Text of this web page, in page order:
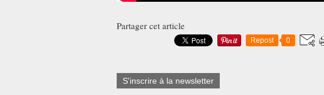
Partager cet article
Repost 0
S'inscrire à la newsletter